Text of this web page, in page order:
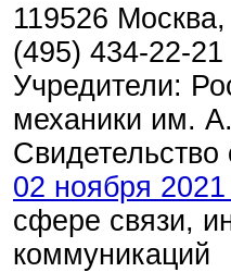
119526
(495) 434-22-21
Учредители:
механики им.
02 ноября 2021
сфере связи,
коммуникаций